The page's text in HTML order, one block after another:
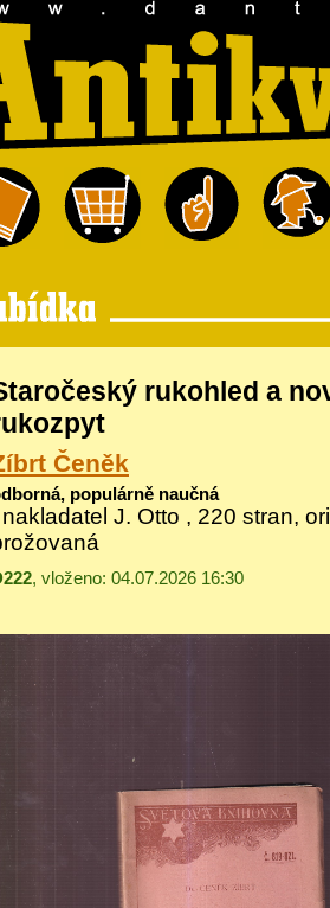
rukohled a
Čeněk
populárně naučná
nakladatel J. Otto , 220 stran,
, vloženo: 04.07.2026 16:30